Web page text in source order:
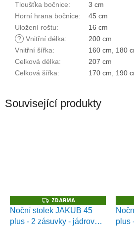
Tloušťka bočnice:
3 cm
Horní hrana bočnice:
45 cm
Uložení roštu:
16 cm
? Vnitřní délka:
200 cm
Vnitřní šířka:
160 cm, 180
Celková délka:
207 cm
Celková šířka: 170 cm, 190
Související produkty
Z
D
A
R
ZDARMA
Noční stolek JAKUB 45
plus - 2 zásuvky - jádrový
plus